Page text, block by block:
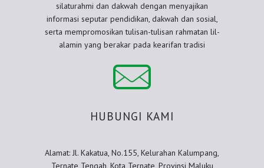
silaturahmi dan dakwah dengan menyajikan
informasi seputar pendidikan, dakwah dan sosial,
serta mempromosikan tulisan-tulisan rahmatan lil-
alamin yang berakar pada kearifan tradisi
HUBUNGI KAMI
Alamat: Jl. Kakatua, No.155, Kelurahan Kalumpang,
Ternate Tengah, Kota Ternate, Provinsi Maluku